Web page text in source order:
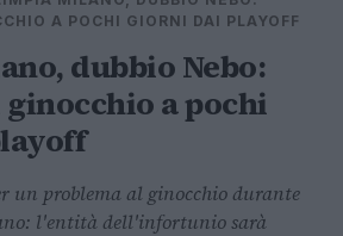
A POCHI GIORNI DAI PLAYOFF
dubbio Nebo:
a pochi
un problema al ginocchio durante
l'entità dell'infortunio sarà